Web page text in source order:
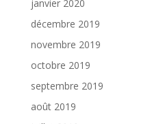
janvier 2020
décembre 2019
novembre 2019
octobre 2019
septembre 2019
août 2019